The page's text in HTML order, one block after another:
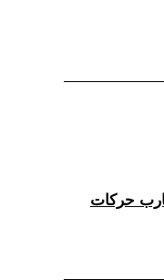
حركات